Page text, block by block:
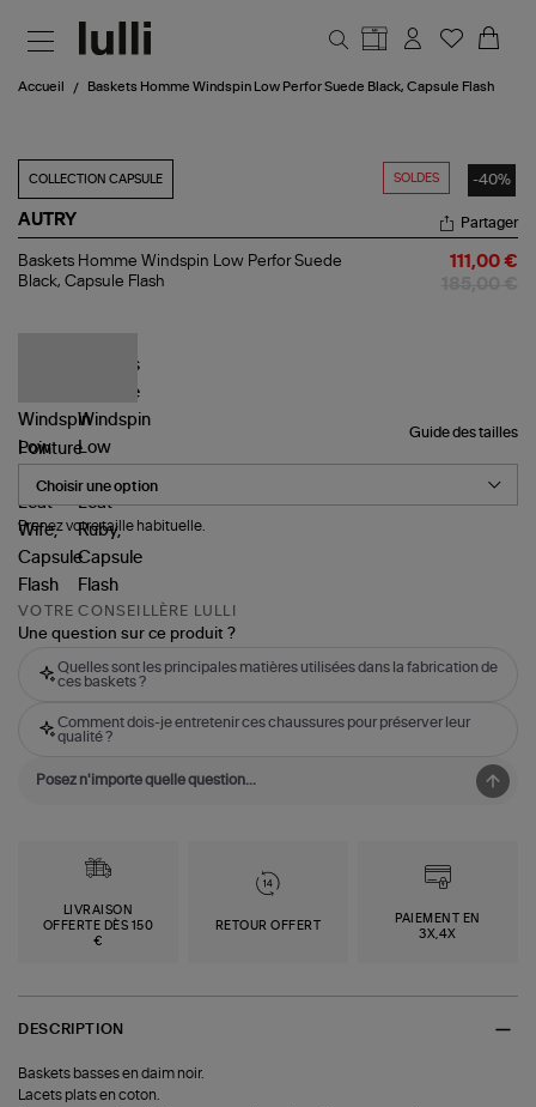
Accueil Baskets Homme Windspin Low Perfor Suede Black, Capsule Flash
SOLDES -40%
COLLECTION CAPSULE
AUTRY
Baskets
Homme
Windspin
Flash
Partager
Baskets Homme Windspin Low Perfor Suede
Black, Capsule Flash
111,00 €
Guide des tailles
Pointure
Prenez votre taille habituelle.
VOTRE CONSEILLÈRE LULLI
Une question sur ce produit ?
Quelles sont les principales matières utilisées dans la fabrication de
ces baskets ?
Comment dois-je entretenir ces chaussures pour préserver leur
qualité ?
LIVRAISON
OFFERTE DÈS 150
€
RETOUR OFFERT
PAIEMENT EN
3X,4X
DESCRIPTION
Baskets basses en daim noir.
Lacets plats en coton.